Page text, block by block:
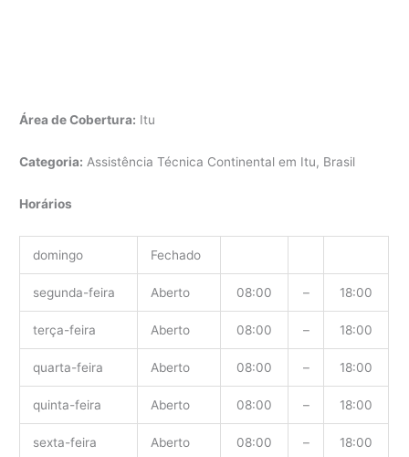
Área de Cobertura: Itu
Categoria: Assistência Técnica Continental em Itu, Brasil
Horários
domingo Fechado
segunda-feira Aberto 08:00 – 18:00
terça-feira Aberto 08:00 – 18:00
quarta-feira Aberto 08:00 – 18:00
quinta-feira Aberto 08:00 – 18:00
sexta-feira Aberto 08:00 – 18:00